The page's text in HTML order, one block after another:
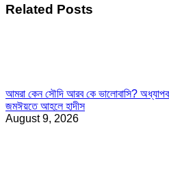
Related Posts
আমরা কেন সৌদি আরব কে ভালোবাসি?
জমঈয়তে আহলে হাদীস
August 9, 2026